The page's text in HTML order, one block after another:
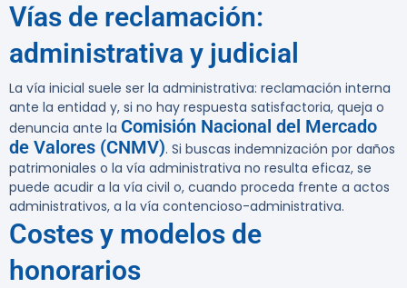
Vías de reclamación:
administrativa y judicial
La vía inicial suele ser la administrativa: reclamación interna
ante la entidad y, si no hay respuesta satisfactoria, queja o
denuncia ante la Comisión Nacional del Mercado
de Valores (CNMV). Si buscas indemnización por daños
patrimoniales o la vía administrativa no resulta eficaz, se
puede acudir a la vía civil o, cuando proceda frente a actos
administrativos, a la vía contencioso-administrativa.
Costes y modelos de
honorarios